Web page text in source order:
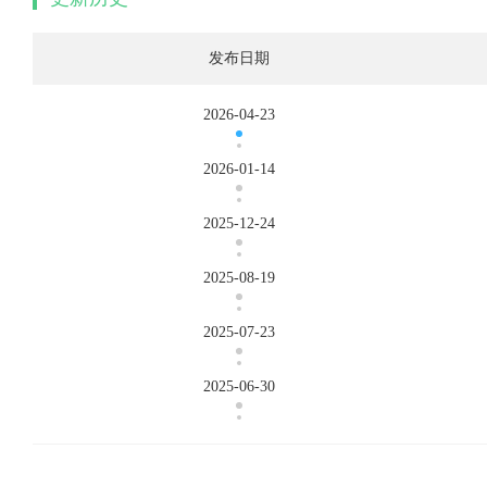
发布日期
2026-04-23
2026-01-14
2025-12-24
2025-08-19
2025-07-23
2025-06-30